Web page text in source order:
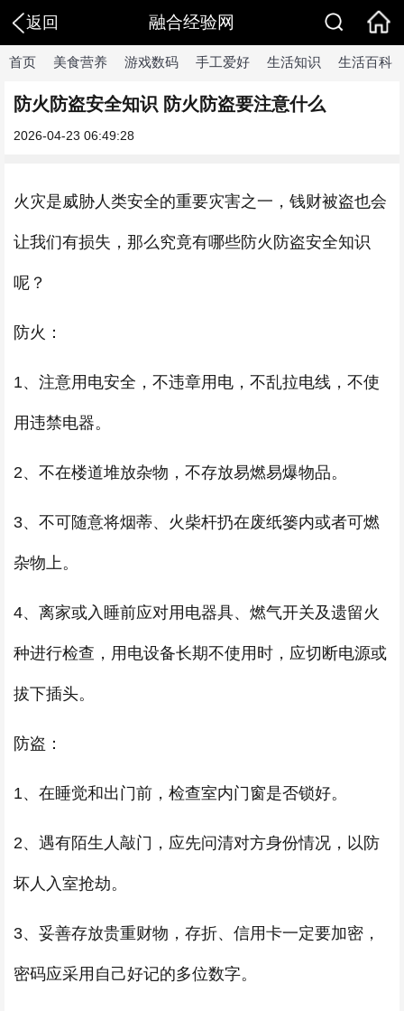
返回 融合经验网
首页 美食营养 游戏数码 手工爱好 生活知识 生活百科
防火防盗安全知识 防火防盗要注意什么
2026-04-23 06:49:28
火灾是威胁人类安全的重要灾害之一，钱财被盗也会
让我们有损失，那么究竟有哪些防火防盗安全知识
呢？
防火：
1、注意用电安全，不违章用电，不乱拉电线，不使
用违禁电器。
2、不在楼道堆放杂物，不存放易燃易爆物品。
3、不可随意将烟蒂、火柴杆扔在废纸篓内或者可燃
杂物上。
4、离家或入睡前应对用电器具、燃气开关及遗留火
种进行检查，用电设备长期不使用时，应切断电源或
拔下插头。
防盗：
1、在睡觉和出门前，检查室内门窗是否锁好。
2、遇有陌生人敲门，应先问清对方身份情况，以防
坏人入室抢劫。
3、妥善存放贵重财物，存折、信用卡一定要加密，
密码应采用自己好记的多位数字。